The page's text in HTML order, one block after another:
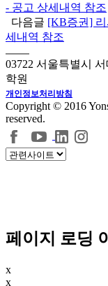
- 공고 상세내역 참조
다음글 [KB증권]
세내역 참조
03722 서울특별시
학원
개인정보처리방침
Copyright © 2016
reserved.
페이지 로딩
x
x